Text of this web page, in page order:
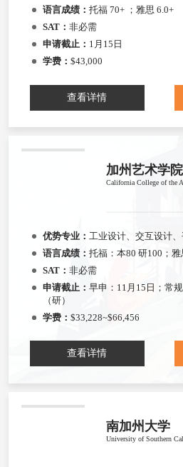
语言成绩： 托福 70+ ；雅思 6.0+
SAT： 非必需
申请截止： 1月15日
学费： $43,000
查看详情
加州艺术学院
California College of the
优势专业： 工业设计、交互设计
语言成绩： 托福：本80 研100；雅
SAT： 非必需
申请截止： 早申：11月15日；常
（研）
学费： $33,228~$66,456
查看详情
南加州大学
University of Southern